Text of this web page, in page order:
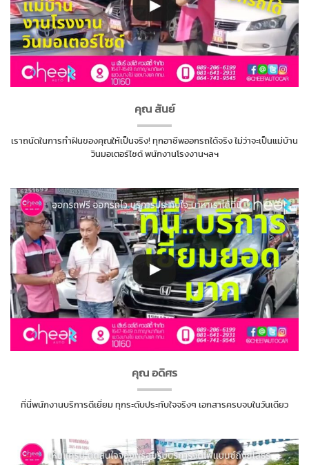
คุณ สันย์
เราถนัดในการทำฝันของคุณให้เป็นจริง! ทุกอาชีพออกรถได้จริง ไม่ว่าจะเป็นแม่บ้าน
วินมอเตอร์ไซด์ พนักงานโรงงานฯลฯ
คุณ อดิศร
ที่นี่พนักงานบริการดีเยี่ยม ทุกระดับประทับใจจริงๆ เอกสารครบจบในวันเดียว